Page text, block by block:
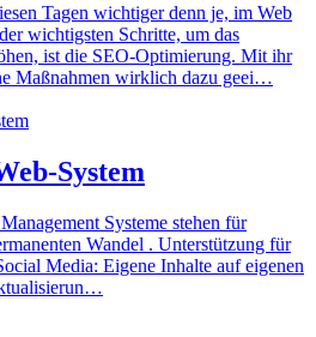
Tagen wichtiger denn je, im Web
wichtigsten Schritte, um das
ist die SEO-Optimierung. Mit ihr
Maßnahmen wirklich dazu geei…
System
Systeme stehen für
Wandel . Unterstützung für
Media: Eigene Inhalte auf eigenen